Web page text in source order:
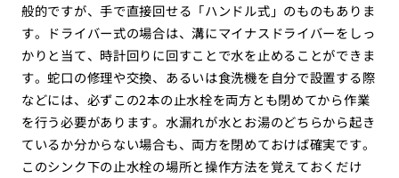
般的ですが、手で直接回せる「ハンドル式」のものもありま
す。ドライバー式の場合は、溝にマイナスドライバーをしっ
かりと当て、時計回りに回すことで水を止めることができま
す。蛇口の修理や交換、あるいは食洗機を自分で設置する際
などには、必ずこの2本の止水栓を両方とも閉めてから作業
を行う必要があります。水漏れが水とお湯のどちらから起き
ているか分からない場合も、両方を閉めておけば確実です。
このシンク下の止水栓の場所と操作方法を覚えておくだけ